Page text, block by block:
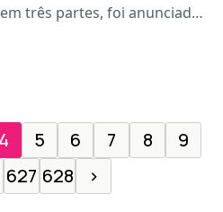
três partes, foi anunciado
Basi
4 5 6 7 8
9
627 628 ›